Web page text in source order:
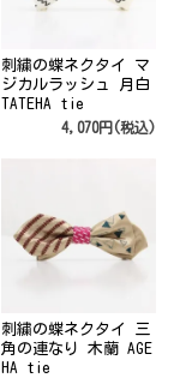
刺繍の蝶ネクタイ マ
ジカルラッシュ 月白
TATEHA tie
4,070円(税込)
刺繍の蝶ネクタイ 三
角の連なり 木蘭 AGE
HA tie